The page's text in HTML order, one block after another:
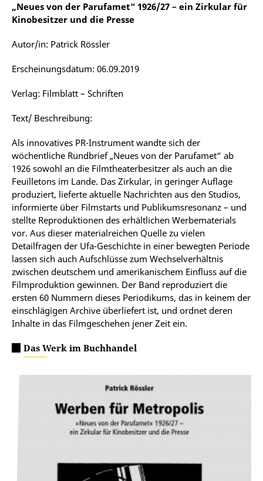
„Neues von der Parufamet“ 1926/27 – ein Zirkular für
Kinobesitzer und die Presse
Autor/in: Patrick Rössler
Erscheinungsdatum: 06.09.2019
Verlag: Filmblatt – Schriften
Text/ Beschreibung:
Als innovatives PR-Instrument wandte sich der
wöchentliche Rundbrief „Neues von der ­Parufamet“ ab
1926 sowohl an die Filmtheaterbesitzer als auch an die
Feuilletons im Lande. Das Zirkular, in geringer Auflage
produziert, lieferte aktuelle Nachrichten aus den Studios,
informierte über Filmstarts und Publikumsresonanz – und
stellte Reproduktionen des erhältlichen Werbematerials
vor. Aus dieser materialreichen Quelle zu vielen
Detailfragen der Ufa-Geschichte in einer bewegten Periode
lassen sich auch Aufschlüsse zum Wechselverhältnis
zwischen deutschem und amerikanischem Einfluss auf die
Filmproduktion gewinnen. Der Band reproduziert die
ersten 60 Nummern dieses Periodikums, das in keinem der
einschlägigen Archive überliefert ist, und ordnet deren
Inhalte in das Filmgeschehen jener Zeit ein.
Das Werk im Buchhandel